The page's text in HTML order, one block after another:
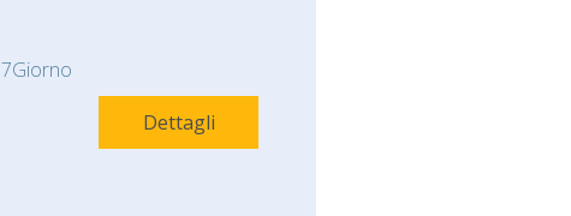
7Giorno
Dettagli